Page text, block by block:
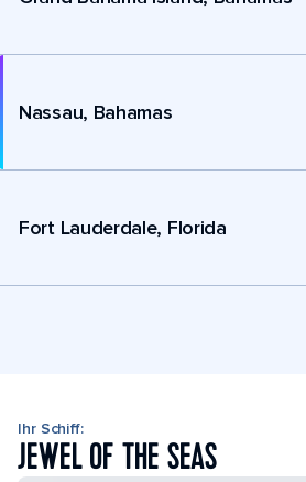
Nassau, Bahamas
Fort Lauderdale, Florida
Ihr Schiff:
JEWEL OF THE SEAS